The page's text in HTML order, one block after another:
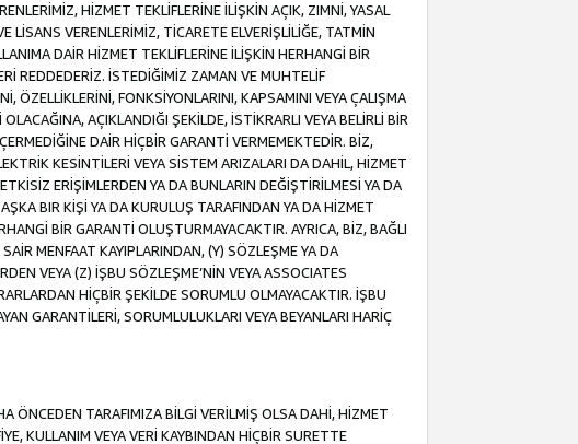
HİZMET TEKLİFLERİNE İLİŞKİN AÇIK, ZIMNİ, YASAL
LİSANS VERENLERİMİZ, TİCARETE ELVERİŞLİLİĞE, TATMİN
DAİR HİZMET TEKLİFLERİNE İLİŞKİN HERHANGİ BİR
REDDEDERİZ. İSTEDİĞİMİZ ZAMAN VE MUHTELİF
ÖZELLİKLERİNİ, FONKSİYONLARINI, KAPSAMINI VEYA ÇALIŞMA
AÇIKLANDIĞI ŞEKİLDE, İSTİKRARLI VEYA BELİRLİ BİR
DAİR HİÇBİR GARANTİ VERMEMEKTEDİR. BİZ,
KESİNTİLERİ VEYA SİSTEM ARIZALARI DA DAHİL, HİZMET
ERİŞİMLERDEN YA DA BUNLARIN DEĞİŞTİRİLMESİ YA DA
BIR KİŞİ YA DA KURULUŞ TARAFINDAN YA DA HİZMET
BİR GARANTİ OLUŞTURMAYACAKTIR. AYRICA, BİZ, BAĞLI
MENFAAT KAYIPLARINDAN, (Y) SÖZLEŞME YA DA
VEYA (Z) İŞBU SÖZLEŞME’NİN VEYA ASSOCIATES
HİÇBİR ŞEKİLDE SORUMLU OLMAYACAKTIR. İŞBU
GARANTİLERİ, SORUMLULUKLARI VEYA BEYANLARI HARİÇ
ÖNCEDEN TARAFIMIZA BİLGİ VERİLMİŞ OLSA DAHİ, HİZMET
KULLANIM VEYA VERİ KAYBINDAN HİÇBİR SURETTE